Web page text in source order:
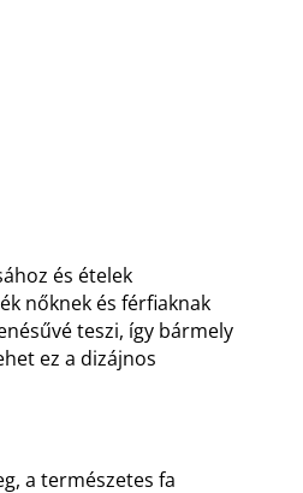
és ételek
nőknek és férfiaknak
teszi, így bármely
ez a dizájnos
a természetes fa